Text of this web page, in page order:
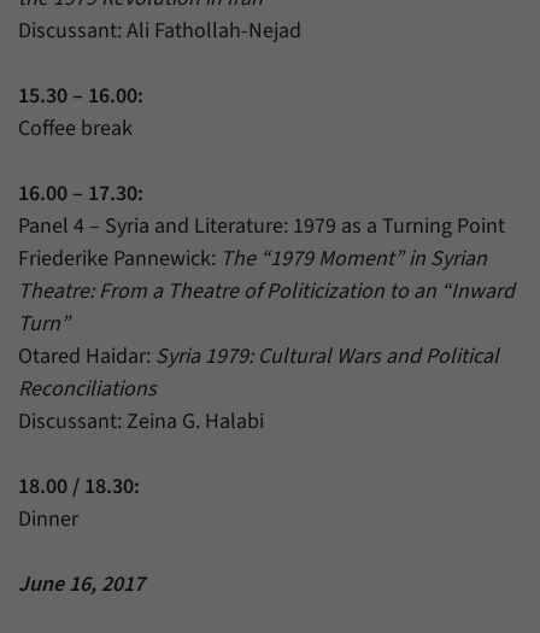
Discussant: Ali Fathollah-Nejad
15.30 – 16.00:
Coffee break
16.00 – 17.30:
Panel 4 – Syria and Literature: 1979 as a Turning Point
Friederike Pannewick: The “1979 Moment” in Syrian
Theatre: From a Theatre of Politicization to an “Inward
Turn”
Otared Haidar: Syria 1979: Cultural Wars and Political
Reconciliations
Discussant: Zeina G. Halabi
18.00 / 18.30:
Dinner
June 16, 2017